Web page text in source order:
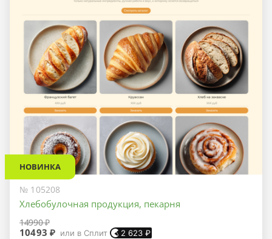
НОВИНКА
№ 105208
Хлебобулочная продукция, пекарня
14990 ₽
10493 ₽ или в Сплит 2 623 ₽